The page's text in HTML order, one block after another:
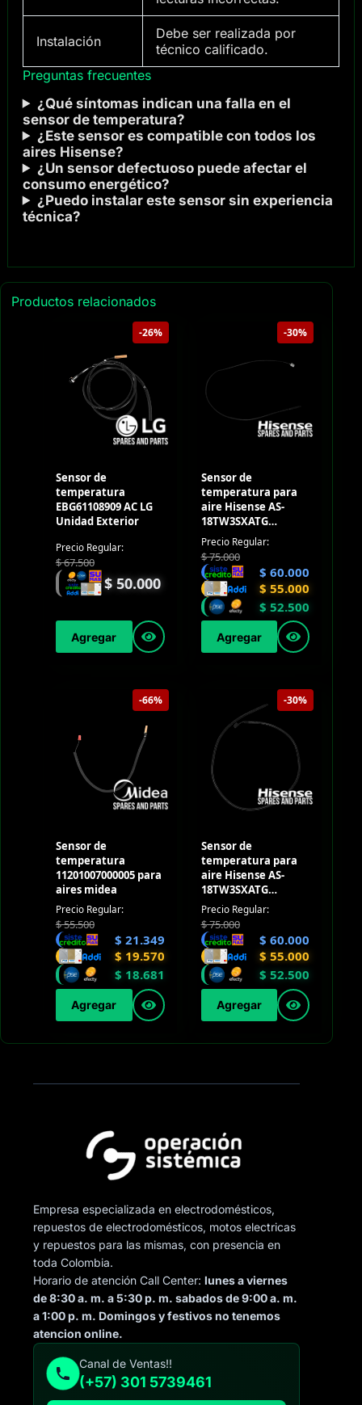
Instalación
Debe ser realizada por
técnico calificado.
Preguntas frecuentes
¿Qué síntomas indican una falla en el
sensor de temperatura?
¿Este sensor es compatible con todos los
aires Hisense?
¿Un sensor defectuoso puede afectar el
consumo energético?
¿Puedo instalar este sensor sin experiencia
técnica?
Productos relacionados
-26%
Sensor de
temperatura
EBG61108909 AC LG
Unidad Exterior
Precio Regular:
$67.500
$ 50.000
Agregar
-30%
Sensor de
temperatura para
aire Hisense AS-
18TW3SXATG
(Outdoor)
Precio Regular:
$75.000
$ 60.000
$ 55.000
$ 52.500
Agregar
-66%
Sensor de
temperatura
11201007000005 para
aires midea
Precio Regular:
$55.500
$ 21.349
$ 19.570
$ 18.681
Agregar
-30%
Sensor de
temperatura para
aire Hisense AS-
18TW3SXATG
(Outdoor)
Precio Regular:
$75.000
$ 60.000
$ 55.000
$ 52.500
Agregar
Empresa especializada en electrodomésticos,
repuestos de electrodomésticos, motos electricas
y repuestos para las mismas, con presencia en
toda Colombia.
Horario de atención Call Center:lunes a viernes
de 8:30 a. m. a 5:30 p. m. sabados de 9:00 a. m.
a 1:00 p. m. Domingos y festivos no tenemos
atencion online.
Canal de Ventas!!
(+57) 301 5739461